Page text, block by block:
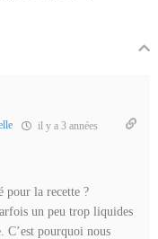
il y a 3 années
pour la recette ?
un peu trop liquides
C’est pourquoi nous